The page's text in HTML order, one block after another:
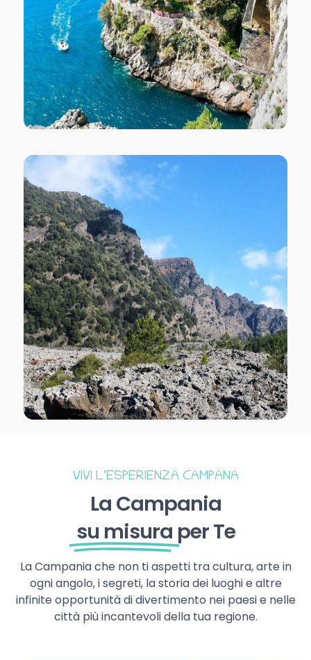
VIVI L’ESPERIENZA CAMPANA
La Campania
su misura per Te
La Campania che non ti aspetti tra cultura, arte in
ogni angolo, i segreti, la storia dei luoghi e altre
infinite opportunità di divertimento nei paesi e nelle
città più incantevoli della tua regione.